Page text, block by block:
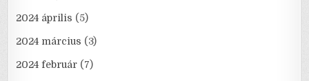
2024 április (5)
2024 március (3)
2024 február (7)